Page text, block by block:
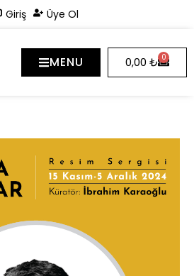
Giriş Üye Ol
MENU 0,00 ₺ 0